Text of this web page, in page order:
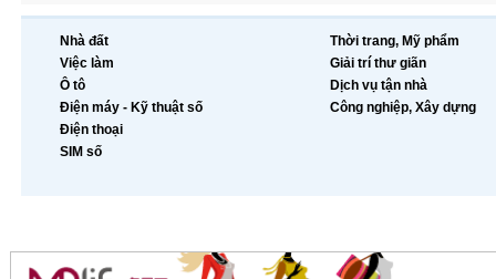
Nhà đất
Việc làm
Ô tô
Điện máy - Kỹ thuật số
Điện thoại
SIM số
Thời trang, Mỹ phẩm
Giải trí thư giãn
Dịch vụ tận nhà
Công nghiệp, Xây dựng